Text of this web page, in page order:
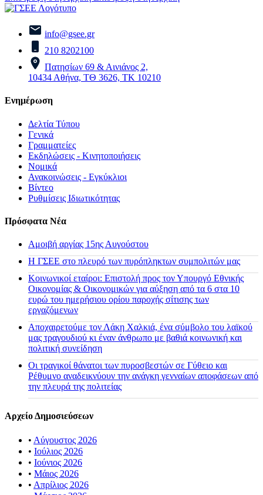
info@gsee.gr
210 8202100
Πατησίων 69 & Αινιάνος 2,
10434 Αθήνα, ΤΘ 3626, ΤΚ 10210
Ενημέρωση
Δελτία Τύπου
Γενικά
Γραμματείες
Εκδηλώσεις - Κινητοποιήσεις
Νομικά
Ανακοινώσεις - Εγκύκλιοι
Βίντεο
Ρυθμίσεις Ιδιωτικότητας
Πρόσφατα Νέα
Αμοιβή αργίας 15ης Αυγούστου
H ΓΣΕΕ στο πλευρό των πυρόπληκτων συμπολιτών μας
Κοινωνικοί εταίροι: Επιστολή προς τον Υπουργό Εθνικής
Οικονομίας & Οικονομικών για αύξηση από τα 6 στα 10
ευρώ του ημερήσιου ορίου παροχής σίτισης των
εργαζόμενων
Αποχαιρετούμε τον Λάκη Χαλκιά, ένα σύμβολο του λαϊκού
μας τραγουδιού κι έναν άνθρωπο με βαθιά κοινωνική και
πολιτική συνείδηση
Οι τραγικοί θάνατοι των πυροσβεστών σε Γύθειο και
Ρέθυμνο αναδεικνύουν την ανάγκη γενναίων αποφάσεων από
την πλευρά της πολιτείας
Αρχείο Δημοσιεύσεων
• Αύγουστος 2026
• Ιούλιος 2026
• Ιούνιος 2026
• Μάιος 2026
• Απρίλιος 2026